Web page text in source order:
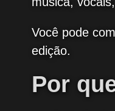
Você pode
edição.
Por